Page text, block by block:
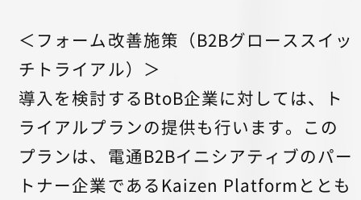
＜フォーム改善施策（B2Bグローススイッ
チトライアル）＞
導入を検討するBtoB企業に対しては、ト
ライアルプランの提供も行います。この
プランは、電通B2Bイニシアティブのパー
トナー企業であるKaizen Platformととも